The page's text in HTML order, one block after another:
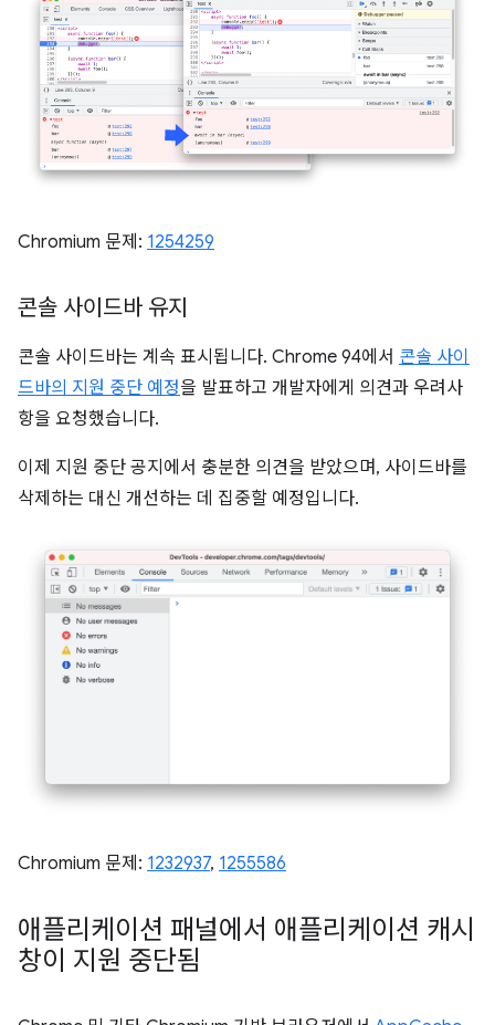
Chromium 문제: 1254259
콘솔 사이드바 유지
콘솔 사이드바는 계속 표시됩니다. Chrome 94에서 콘솔 사이
드바의 지원 중단 예정을 발표하고 개발자에게 의견과 우려사
항을 요청했습니다.
이제 지원 중단 공지에서 충분한 의견을 받았으며, 사이드바를
삭제하는 대신 개선하는 데 집중할 예정입니다.
Chromium 문제: 1232937, 1255586
애플리케이션 패널에서 애플리케이션 캐시
창이 지원 중단됨